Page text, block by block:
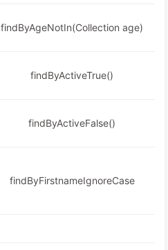
findByAgeNotIn(Collection age)
findByActiveTrue()
findByActiveFalse()
findByFirstnameIgnoreCase